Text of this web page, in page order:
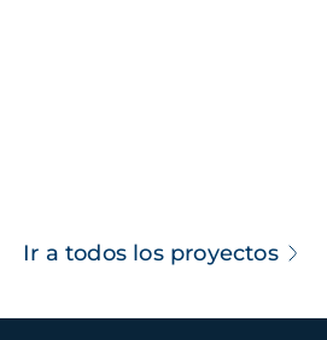
Ir a todos los proyectos